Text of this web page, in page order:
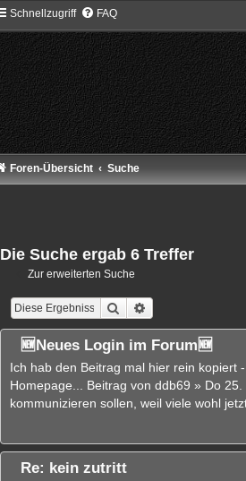
Schnellzugriff FAQ
Foren-Übersicht Suche
Die Suche ergab 6 Treffer
Zur erweiterten Suche
Suche
🆕Neues Login im Forum🆕
Ich hab den Beitrag mal hier rein kopiert
Homepage... Beitrag von ddb69 » Do
kommunizieren sollen, weil viele wohl
Re: kein zutritt